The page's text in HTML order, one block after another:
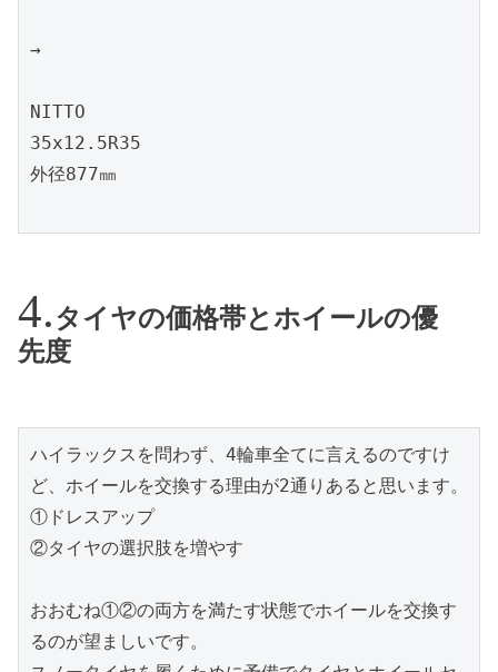
→
NITTO
35x12.5R35
外径877㎜
タイヤの価格帯とホイールの優
先度
ハイラックスを問わず、4輪車全てに言えるのですけ
ど、ホイールを交換する理由が2通りあると思います。
①ドレスアップ
②タイヤの選択肢を増やす
おおむね①②の両方を満たす状態でホイールを交換す
るのが望ましいです。